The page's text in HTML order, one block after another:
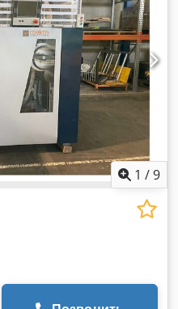
1 /9